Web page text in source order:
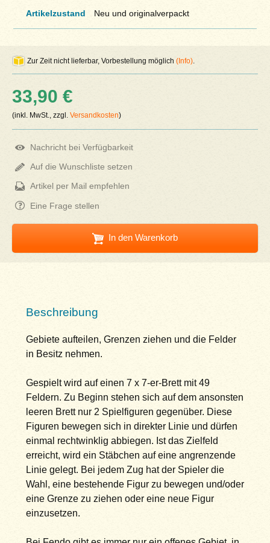
Artikelzustand Neu und originalverpackt
Zur Zeit nicht lieferbar, Vorbestellung möglich(Info)
33,90 €
(inkl. MwSt., zzgl.Versandkosten)
Nachricht bei Verfügbarkeit
Auf die Wunschliste setzen
Artikel per Mail empfehlen
Eine Frage stellen
In den Warenkorb
Beschreibung
Gebiete aufteilen, Grenzen ziehen und die Felder
in Besitz nehmen.
Gespielt wird auf einen 7 x 7-er-Brett mit 49
Feldern. Zu Beginn stehen sich auf dem ansonsten
leeren Brett nur 2 Spielfiguren gegenüber. Diese
Figuren bewegen sich in direkter Linie und dürfen
einmal rechtwinklig abbiegen. Ist das Zielfeld
erreicht, wird ein Stäbchen auf eine angrenzende
Linie gelegt. Bei jedem Zug hat der Spieler die
Wahl, eine bestehende Figur zu bewegen und/oder
eine Grenze zu ziehen oder eine neue Figur
einzusetzen.